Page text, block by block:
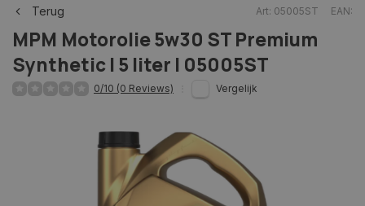
Terug Art: 05005ST EAN:
MPM Motorolie 5w30 ST Premium
Synthetic I 5 liter I 05005ST
0/10 (0 Reviews) Vergelijk